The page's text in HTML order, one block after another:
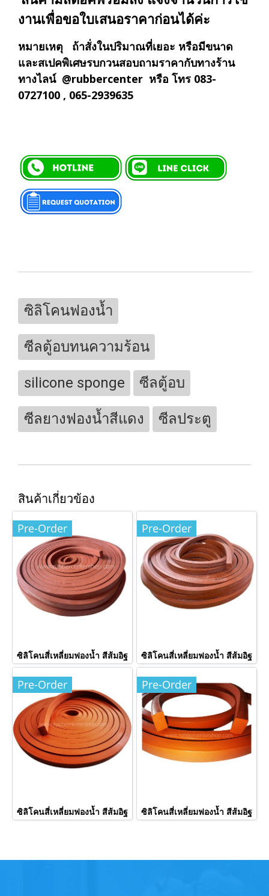
งานเพื่อขอใบเสนอราคาก่อนได้ค่ะ
หมายเหตุ ถ้าสั่งในปริมาณที่เยอะ หรือมีขนาด
และสเปคพิเศษรบกวนสอบถามราคากับทางร้าน
ทางไลน์ @rubbercenter หรือ โทร 083-
0727100 , 065-2939635
ซิลิโคนฟองน้ำ
ซีลตู้อบทนความร้อน
silicone sponge ซีลตู้อบ
ซีลยางฟองน้ำสีแดง ซีลประตู
สินค้าเกี่ยวข้อง
Pre-Order
ซิลิโคนสี่เหลี่ยมฟองน้ำ สีส้มอิฐ
Pre-Order
ซิลิโคนสี่เหลี่ยมฟองน้ำ สีส้มอิฐ
Pre-Order
ซิลิโคนสี่เหลี่ยมฟองน้ำ สีส้มอิฐ
Pre-Order
ซิลิโคนสี่เหลี่ยมฟองน้ำ สีส้มอิฐ